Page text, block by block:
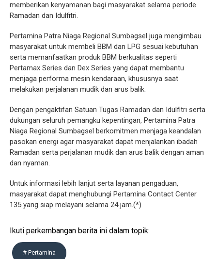
memberikan kenyamanan bagi masyarakat selama periode
Ramadan dan Idulfitri.
Pertamina Patra Niaga Regional Sumbagsel juga mengimbau
masyarakat untuk membeli BBM dan LPG sesuai kebutuhan
serta memanfaatkan produk BBM berkualitas seperti
Pertamax Series dan Dex Series yang dapat membantu
menjaga performa mesin kendaraan, khususnya saat
melakukan perjalanan mudik dan arus balik.
Dengan pengaktifan Satuan Tugas Ramadan dan Idulfitri serta
dukungan seluruh pemangku kepentingan, Pertamina Patra
Niaga Regional Sumbagsel berkomitmen menjaga keandalan
pasokan energi agar masyarakat dapat menjalankan ibadah
Ramadan serta perjalanan mudik dan arus balik dengan aman
dan nyaman.
Untuk informasi lebih lanjut serta layanan pengaduan,
masyarakat dapat menghubungi Pertamina Contact Center
135 yang siap melayani selama 24 jam.(*)
Ikuti perkembangan berita ini dalam topik:
# Pertamina